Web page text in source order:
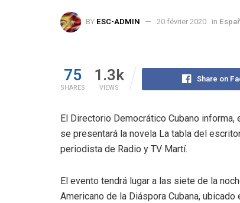
BY ESC-ADMIN 20 février 2020 in
75
SHARES
1.3k
VIEWS
Share on
El Directorio Democrático Cubano
se presentará la novela La tabla del
periodista de Radio y TV Martí.
El evento tendrá lugar a las siete de la
Americano de la Diáspora Cubana, ubicado